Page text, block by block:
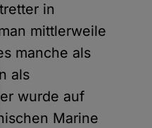
in
mittlerweile
manche als
als
wurde auf
Marine